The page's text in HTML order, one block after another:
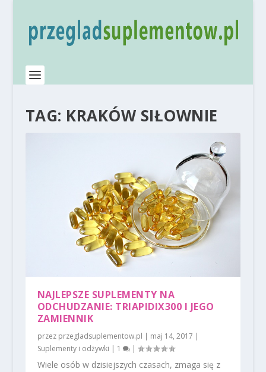
TAG: KRAKÓW SIŁOWNIE
NAJLEPSZE SUPLEMENTY NA
ODCHUDZANIE: TRIAPIDIX300 I JEGO
ZAMIENNIK
przez przegladsuplementow.pl | maj 14, 2017 |
Suplementy i odżywki | 1 |
Wiele osób w dzisiejszych czasach, zmaga się z